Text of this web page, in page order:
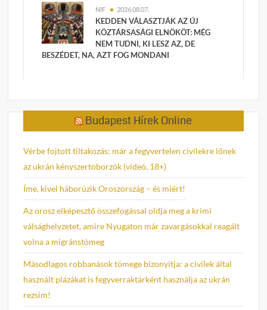
NIF 2026.08.07.
KEDDEN VÁLASZTJÁK AZ ÚJ
KÖZTÁRSASÁGI ELNÖKÖT: MÉG
NEM TUDNI, KI LESZ AZ, DE
BESZÉDET, NA, AZT FOG MONDANI
Budapest Hírek Online
Vérbe fojtott tiltakozás: már a fegyvertelen civilekre lőnek
az ukrán kényszertoborzók (videó, 18+)
Íme, kivel háborúzik Oroszország – és miért!
Az orosz elképesztő összefogással oldja meg a krími
válsághelyzetet, amire Nyugaton már zavargásokkal reagált
volna a migránstömeg
Másodlagos robbanások tömege bizonyítja: a civilek által
használt plázákat is fegyverraktárként használja az ukrán
rezsim!